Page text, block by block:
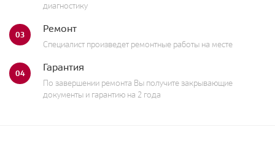
диагностику
03 Ремонт
Специалист произведет ремонтные работы на месте
04 Гарантия
По завершении ремонта Вы получите закрывающие
документы и гарантию на 2 года